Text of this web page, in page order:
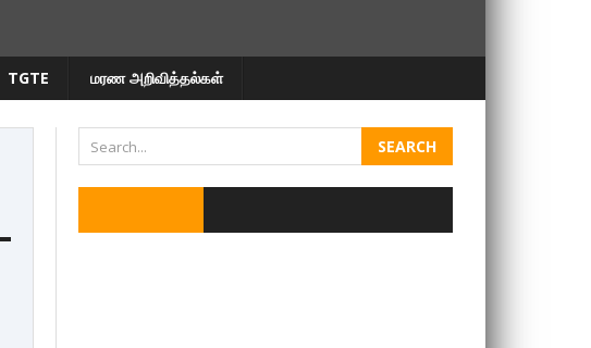
TGTE மரண அறிவித்தல்கள்